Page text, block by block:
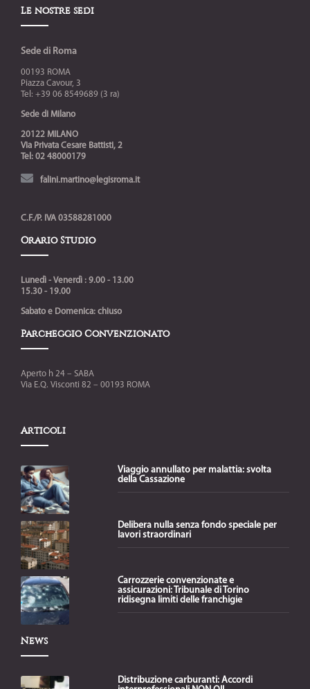
Le nostre sedi
Sede di Roma
00193 ROMA
Piazza Cavour, 3
Tel: +39 06 8549689 (3 ra)
Sede di Milano
20122 MILANO
Via Privata Cesare Battisti, 2
Tel: 02 48000179
falini.martino@legisroma.it
C.F./P. IVA 03588281000
Orario Studio
Lunedì - Venerdì : 9.00 - 13.00
15.30 - 19.00
Sabato e Domenica: chiuso
Parcheggio Convenzionato
Aperto h 24 – SABA
Via E.Q. Visconti 82 – 00193 ROMA
Articoli
Viaggio annullato per malattia: svolta
della Cassazione
Delibera nulla senza fondo speciale per
lavori straordinari
Carrozzerie convenzionate e
assicurazioni: Tribunale di Torino
ridisegna limiti delle franchigie
News
Distribuzione carburanti: Accordi